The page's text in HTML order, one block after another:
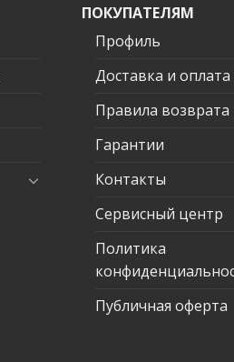
ПОКУПАТЕЛЯМ
Профиль
Доставка и оплата
Правила
Гарантии
Контакты
Сервисный центр
Политика
Публичная оферта